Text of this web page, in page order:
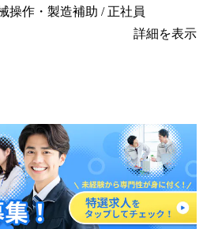
操作・製造補助 / 正社員
詳細を表示